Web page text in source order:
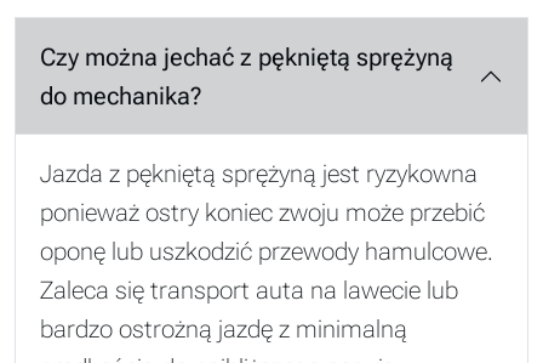
Czy można jechać z pękniętą sprężyną
do mechanika?
Jazda z pękniętą sprężyną jest ryzykowna
ponieważ ostry koniec zwoju może przebić
oponę lub uszkodzić przewody hamulcowe.
Zaleca się transport auta na lawecie lub
bardzo ostrożną jazdę z minimalną